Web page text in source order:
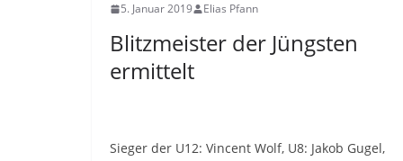
5. Januar 2019 Elias Pfann
Blitzmeister der Jüngsten
ermittelt
Sieger der U12: Vincent Wolf, U8: Jakob Gugel,